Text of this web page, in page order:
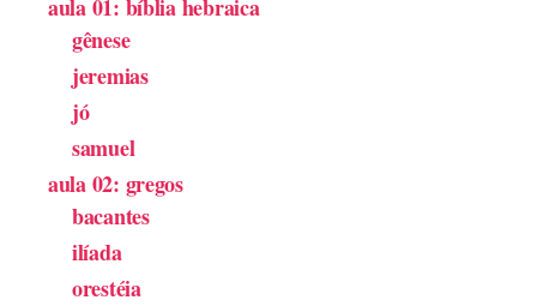
aula 01: bíblia hebraica
gênese
jeremias
jó
samuel
aula 02: gregos
bacantes
ilíada
orestéia